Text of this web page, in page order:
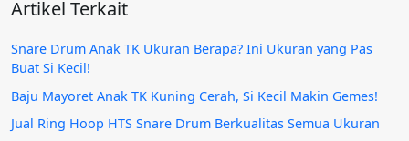
Artikel Terkait
Snare Drum Anak TK Ukuran Berapa? Ini Ukuran yang Pas
Buat Si Kecil!
Baju Mayoret Anak TK Kuning Cerah, Si Kecil Makin Gemes!
Jual Ring Hoop HTS Snare Drum Berkualitas Semua Ukuran